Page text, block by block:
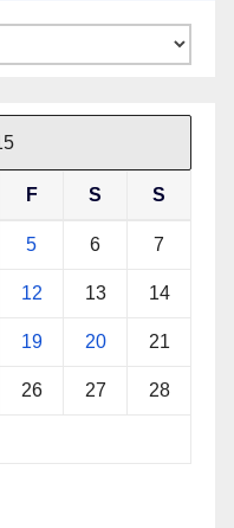
F S S
5 6 7
12 13 14
19 20 21
26 27 28